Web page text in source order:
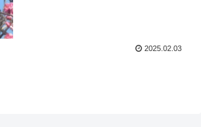
2025.02.03